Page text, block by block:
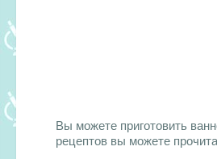
Вы можете приготовить
рецептов вы можете